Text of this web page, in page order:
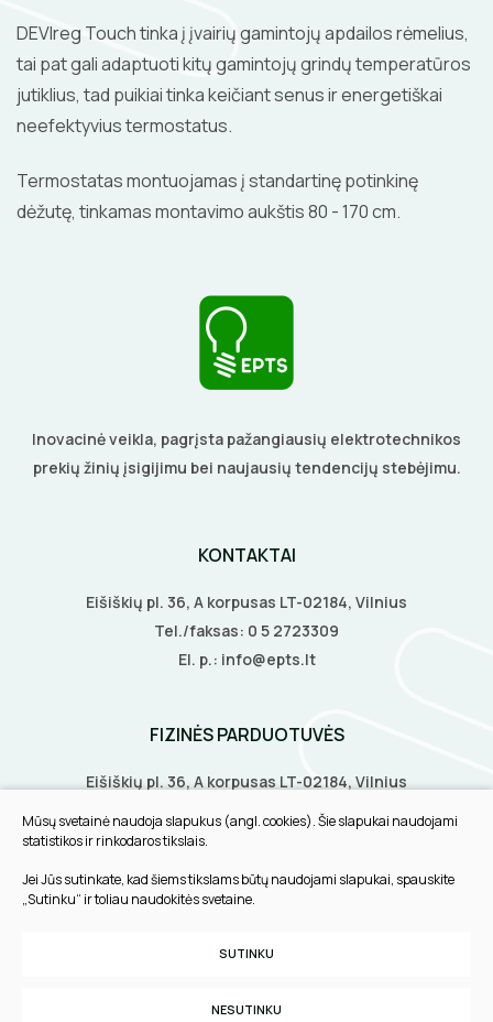
DEVIreg Touch tinka į įvairių gamintojų apdailos rėmelius,
tai pat gali adaptuoti kitų gamintojų grindų temperatūros
jutiklius, tad puikiai tinka keičiant senus ir energetiškai
neefektyvius termostatus.
Termostatas montuojamas į standartinę potinkinę
dėžutę, tinkamas montavimo aukštis 80 - 170 cm.
Inovacinė veikla, pagrįsta pažangiausių elektrotechnikos
prekių žinių įsigijimu bei naujausių tendencijų stebėjimu.
KONTAKTAI
Eišiškių pl. 36, A korpusas LT-02184, Vilnius
Tel./faksas: 0 5 2723309
El. p.: info@epts.lt
FIZINĖS PARDUOTUVĖS
Eišiškių pl. 36, A korpusas LT-02184, Vilnius
Biruliškių g. 8, LT-52168, Kaunas
Tilžės g. 60, LT-91108, Klaipėda
INFORMACIJA
Privatumo politika
Mūsų svetainė naudoja slapukus (angl. cookies). Šie slapukai naudojami
statistikos ir rinkodaros tikslais.
Jei Jūs sutinkate, kad šiems tikslams būtų naudojami slapukai, spauskite
„Sutinku“ ir toliau naudokitės svetaine.
SUTINKU
NESUTINKU